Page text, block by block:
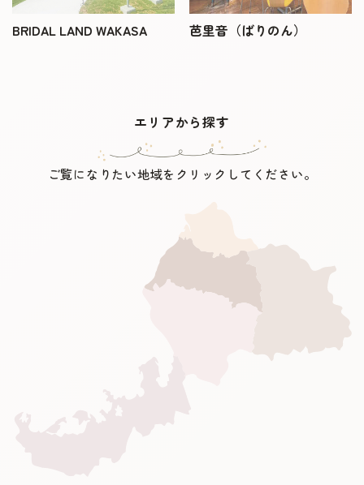
サイトマップ
BRIDAL LAND WAKASA 芭里音（ばりのん）
エリアから探す
ご覧になりたい地域をクリックしてください。